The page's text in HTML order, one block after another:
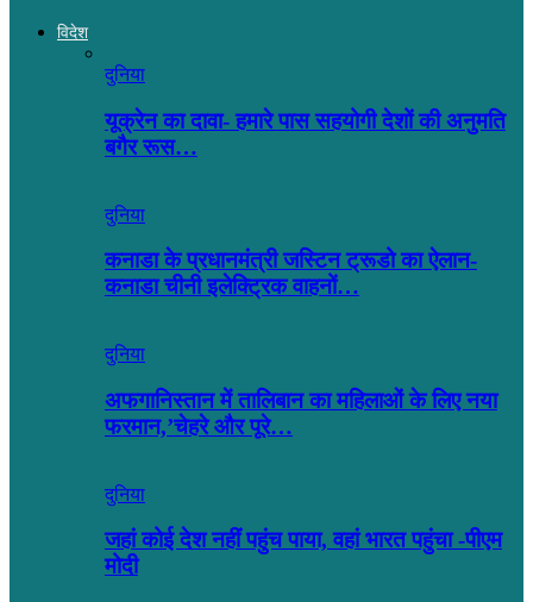
विदेश
दुनिया
यूक्रेन का दावा- हमारे पास सहयोगी देशों की अनुमति
बगैर रूस…
दुनिया
कनाडा के प्रधानमंत्री जस्टिन ट्रूडो का ऐलान-
कनाडा चीनी इलेक्ट्रिक वाहनों…
दुनिया
अफगानिस्तान में तालिबान का महिलाओं के लिए नया
फरमान,’चेहरे और पूरे…
दुनिया
जहां कोई देश नहीं पहुंच पाया, वहां भारत पहुंचा -पीएम
मोदी